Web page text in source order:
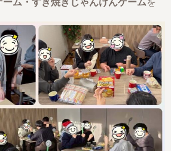
ム・すき焼きじゃんけんゲームを